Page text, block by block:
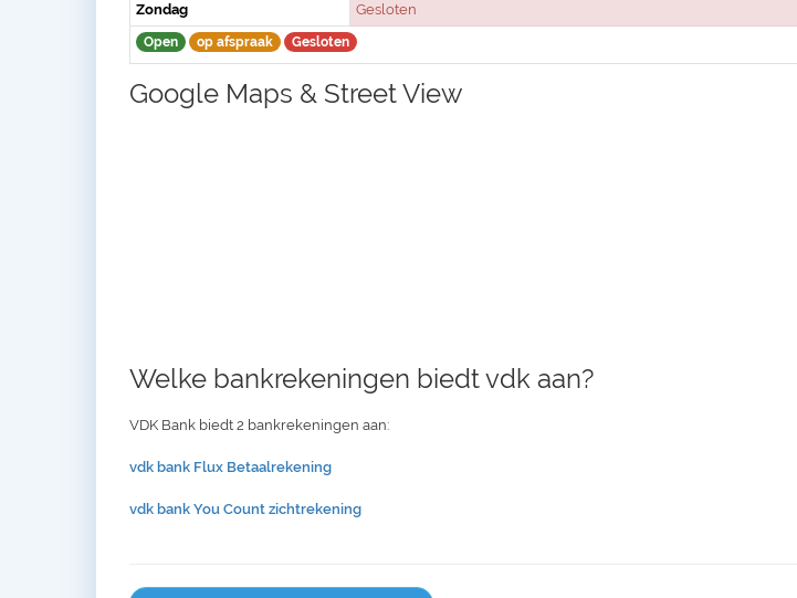
Zondag
Gesloten
Open op afspraak Gesloten
Google Maps & Street View
Welke bankrekeningen biedt vdk aan?
VDK Bank biedt 2 bankrekeningen aan:
vdk bank Flux Betaalrekening
vdk bank You Count zichtrekening